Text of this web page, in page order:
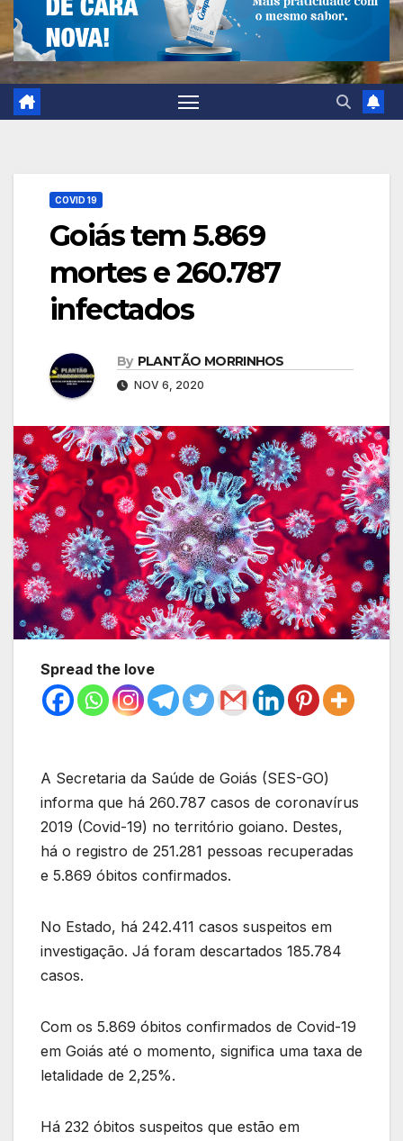
COVID 19
Goiás tem 5.869
mortes e 260.787
infectados
By PLANTÃO MORRINHOS
NOV 6, 2020
Spread the love
A Secretaria da Saúde de Goiás (SES-GO)
informa que há 260.787 casos de coronavírus
2019 (Covid-19) no território goiano. Destes,
há o registro de 251.281 pessoas recuperadas
e 5.869 óbitos confirmados.
No Estado, há 242.411 casos suspeitos em
investigação. Já foram descartados 185.784
casos.
Com os 5.869 óbitos confirmados de Covid-19
em Goiás até o momento, significa uma taxa de
letalidade de 2,25%.
Há 232 óbitos suspeitos que estão em